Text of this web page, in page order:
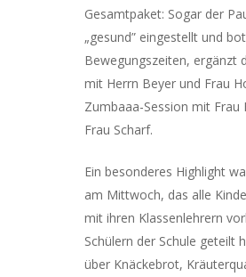
Gesamtpaket: Sogar der
„gesund” eingestellt und
Bewegungszeiten, ergänzt
mit Herrn Beyer und Frau
Zumbaaa-Session mit
Frau Scharf.
Ein besonderes Highlight
am Mittwoch, das alle
mit ihren Klassenlehrern
Schülern der Schule geteilt
über Knäckebrot,